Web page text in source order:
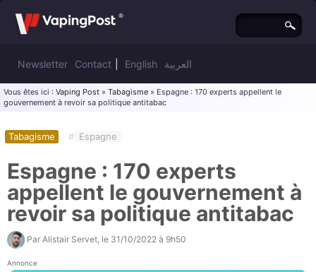
Newsletter Contact English العربية
Vous êtes ici : Vaping Post » Tabagisme » Espagne : 170 experts appellent le
gouvernement à revoir sa politique antitabac
Tabagisme # Espagne
Espagne : 170 experts
appellent le gouvernement à
revoir sa politique antitabac
Par Alistair Servet , le 31/10/2022 à 9h50
Annonce